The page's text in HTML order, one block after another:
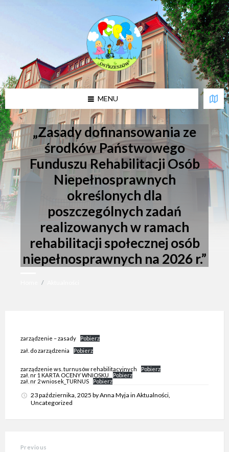
w
i
t
r
y
n
a
z
a
w
e
r
a
s
s
MENU
„Zasady dofinansowania ze
środków Państwowego
Funduszu Rehabilitacji Osób
Niepełnosprawnych
określonych dla
poszczególnych zadań
realizowanych w ramach
rehabilitacji społecznej osób
niepełnosprawnych na 2026 r.”
/
zarządzenie – zasady
Pobierz
zał. do zarządzenia
Pobierz
zarządzenie ws. turnusów rehabilitacyjnych
Pobierz
zał. nr 1 KARTA OCENY WNIOSKU
Pobierz
zał. nr 2 wniosek_TURNUS
Pobierz
23 października, 2025 byAnna Myja in Aktualności,
Uncategorized
Previous